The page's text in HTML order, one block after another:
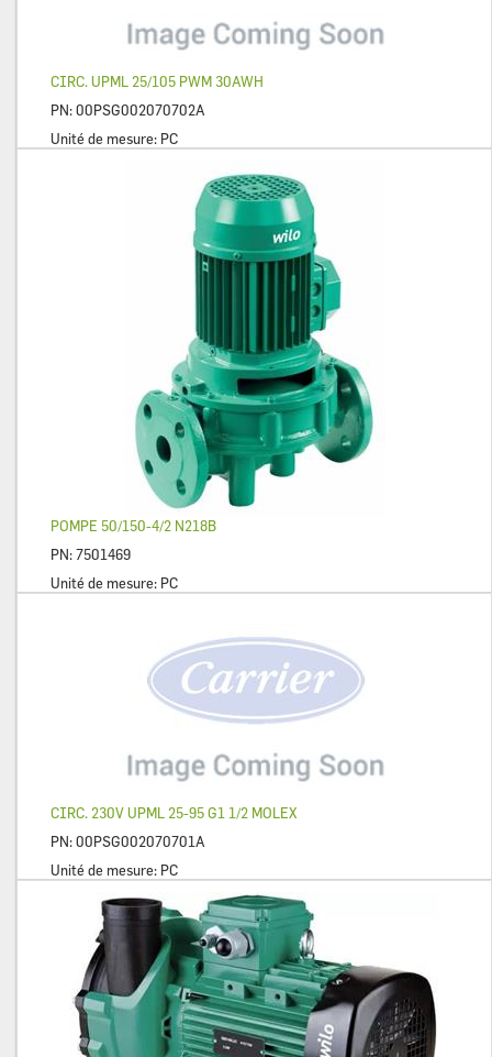
CIRC. UPML 25/105 PWM 30AWH
PN:00PSG002070702A
Unité de mesure: PC
POMPE 50/150-4/2 N218B
PN:7501469
Unité de mesure: PC
CIRC. 230V UPML 25-95 G1 1/2 MOLEX
PN:00PSG002070701A
Unité de mesure: PC